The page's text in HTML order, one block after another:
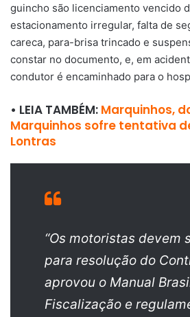
guincho são licenciamento vencido
estacionamento irregular, falta de
careca, para-brisa trincado e
constar no documento, e, em
condutor é encaminhado para o
• LEIA TAMBÉM: Marquinhos,
Marquinhos sofre tentativa
Lontras
“Os motoristas devem
para resolução do
aprovou o Manual
Fiscalização e